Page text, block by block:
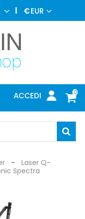
€EUR
0
ACCEDI
Laser Q-
Spectra